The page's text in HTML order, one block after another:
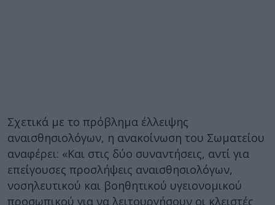
Σχετικά με το πρόβλημα έλλειψης
αναισθησιολόγων, η ανακοίνωση του Σωματείου
αναφέρει: «Και στις δύο συναντήσεις, αντί για
επείγουσες προσλήψεις αναισθησιολόγων,
νοσηλευτικού και βοηθητικού υγειονομικού
προσωπικού για να λειτουργήσουν οι κλειστές